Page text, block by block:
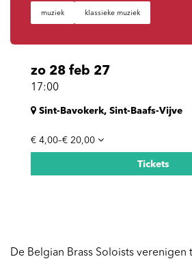
muziek klassieke muziek
zo 28 feb 27
17:00
Sint-Bavokerk, Sint-Baafs-Vijve
€ 4,00–€ 20,00
Tickets
De Belgian Brass Soloists